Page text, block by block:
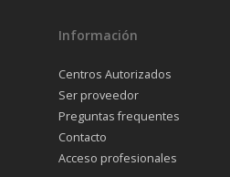
Información
Centros Autorizados
Ser proveedor
Preguntas frequentes
Contacto
Acceso profesionales